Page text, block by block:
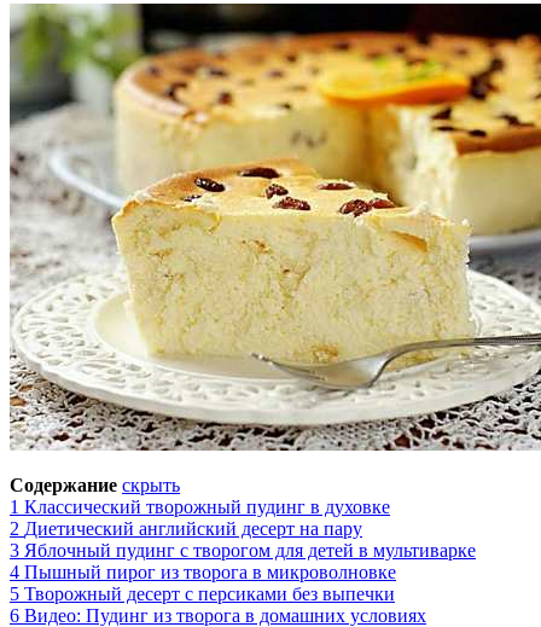
Содержание скрыть
1 Классический творожный пудинг в духовке
2 Диетический английский десерт на пару
3 Яблочный пудинг с творогом для детей в мультиварке
4 Пышный пирог из творога в микроволновке
5 Творожный десерт с персиками без выпечки
6 Видео: Пудинг из творога в домашних условиях